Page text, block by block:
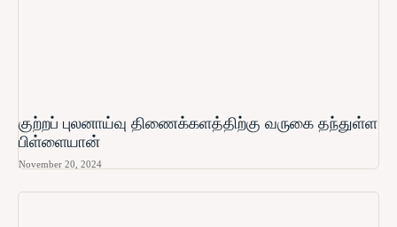
குற்றப் புலனாய்வு திணைக்களத்திற்கு வருகை தந்துள்ள
பிள்ளையான்
November 20, 2024